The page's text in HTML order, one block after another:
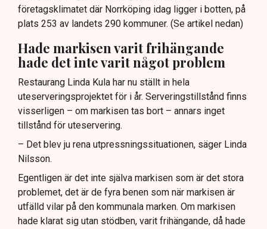
företagsklimatet där Norrköping idag ligger i botten, på
plats 253 av landets 290 kommuner. (Se artikel nedan)
Hade markisen varit frihängande
hade det inte varit något problem
Restaurang Linda Kula har nu ställt in hela
uteserveringsprojektet för i år. Serveringstillstånd finns
visserligen – om markisen tas bort – annars inget
tillstånd för uteservering.
– Det blev ju rena utpressningssituationen, säger Linda
Nilsson.
Egentligen är det inte själva markisen som är det stora
problemet, det är de fyra benen som när markisen är
utfälld vilar på den kommunala marken. Om markisen
hade klarat sig utan stödben, varit frihängande, då hade